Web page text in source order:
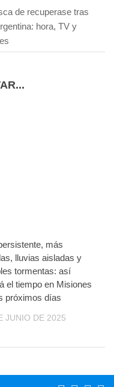
de recuperase tras
hora, TV y
más
lluvias aisladas y
tormentas: así
el tiempo en Misiones
próximos días
JUNIO DE 2025